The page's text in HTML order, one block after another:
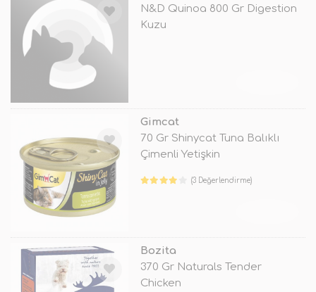
N&D Quinoa 800 Gr Digestion
Kuzu
Gimcat
70 Gr Shinycat Tuna Balıklı
Çimenli Yetişkin
(3 Değerlendirme)
Bozita
370 Gr Naturals Tender
Chicken